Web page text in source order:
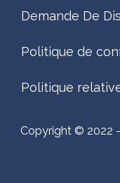
Copyright © 2022
Demande De
Politique de
Politique